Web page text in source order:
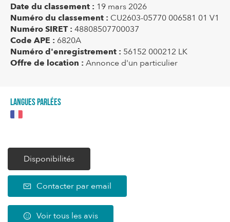
Date du classement : 19 mars 2026
Numéro du classement : CU2603-05770 006581 01 V1
Numéro SIRET : 48808507700037
Code APE : 6820A
Numéro d'enregistrement : 56152 000212 LK
Offre de location : Annonce d'un particulier
Langues parlées
Disponibilités
Contacter par email
Voir tous les avis